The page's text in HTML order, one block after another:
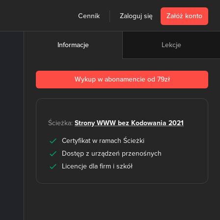
Cennik Zaloguj się Załóż konto
Informacje Lekcje
Wykup w abonamencie od 79zł
Ścieżka: Strony WWW bez Kodowania 2021
Certyfikat w ramach Ścieżki
Dostęp z urządzeń przenośnych
Licencje dla firm i szkół